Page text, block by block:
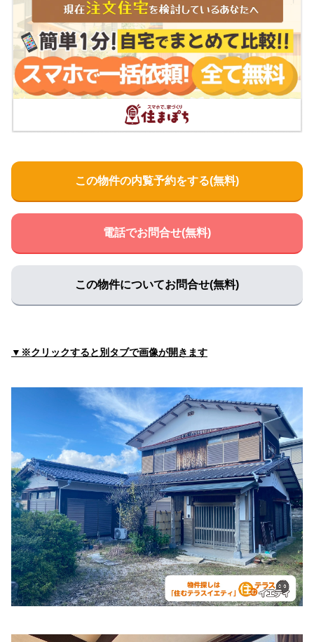
三の宮ふくだクリニック
住所:山口県山口市三の宮１丁目２−３７ アセント３ C マッ
プで見る
宮野クリニック
住所:
山口県山口市宮野下９３４−５ マップで見る
山口県山口市道場門前２丁目２−３１
住所:山口県山口市湯田温泉３丁目１−２４ マップで見る
おおどの診療所
住所:山口県山口市石観音町４−４ マップで見る
山口県山口市赤妻町３−３３−１
住所:山口県山口市葵１丁目４−７３ マップで見る
山口病院総合健診センター
山口県山口市駅通り２丁目１０−７ マップで見る
こうとく内科
住所:山口県山口市下市町１１−５ マップで見る
おおうちクリニック
住所:山口県山口市大内千坊５丁目１−７ マップで見る
この物件の内覧予約をする(無料)
電話でお問合せ(無料)
この物件についてお問合せ(無料)
▼※クリックすると別タブで画像が開きます